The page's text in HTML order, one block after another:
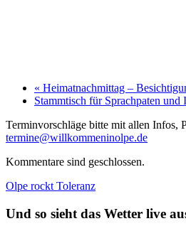
« Heimatnachmittag –
Stammtisch für Sprachpaten und
Terminvorschläge bitte mit allen Infos,
termine@willkommeninolpe.de
Kommentare sind geschlossen.
Olpe rockt Toleranz
Und so sieht das Wetter live